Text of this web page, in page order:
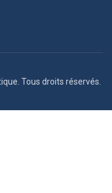
Tous droits réservés.